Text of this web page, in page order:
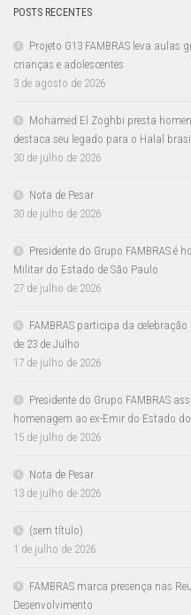
POSTS RECENTES
Projeto G13 FAMBRAS leva
crianças e adolescentes
3 de agosto de 2026
Mohamed El Zoghbi presta
destaca seu legado para o Halal
30 de julho de 2026
Nota de Pesar
30 de julho de 2026
Presidente do Grupo FAMBRAS é
Militar do Estado de São Paulo
27 de julho de 2026
FAMBRAS participa da
de 23 de Julho
17 de julho de 2026
Presidente do Grupo FAMBRAS
homenagem ao ex-Emir do Estado
15 de julho de 2026
Nota de Pesar
13 de julho de 2026
(sem título)
1 de julho de 2026
FAMBRAS marca presença nas
Desenvolvimento